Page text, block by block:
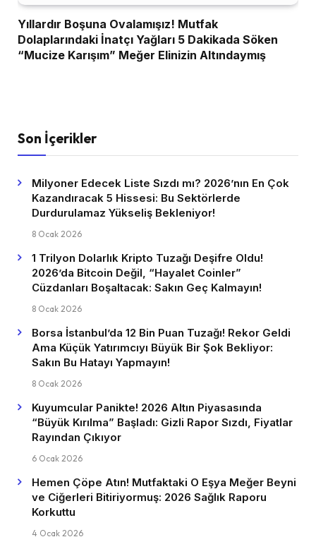
Yıllardır Boşuna Ovalamışız! Mutfak
Dolaplarındaki İnatçı Yağları 5 Dakikada Söken
“Mucize Karışım” Meğer Elinizin Altındaymış
Son İçerikler
Milyoner Edecek Liste Sızdı mı? 2026’nın En Çok
Kazandıracak 5 Hissesi: Bu Sektörlerde
Durdurulamaz Yükseliş Bekleniyor!
8 Ocak 2026
1 Trilyon Dolarlık Kripto Tuzağı Deşifre Oldu!
2026’da Bitcoin Değil, “Hayalet Coinler”
Cüzdanları Boşaltacak: Sakın Geç Kalmayın!
8 Ocak 2026
Borsa İstanbul’da 12 Bin Puan Tuzağı! Rekor Geldi
Ama Küçük Yatırımcıyı Büyük Bir Şok Bekliyor:
Sakın Bu Hatayı Yapmayın!
8 Ocak 2026
Kuyumcular Panikte! 2026 Altın Piyasasında
“Büyük Kırılma” Başladı: Gizli Rapor Sızdı, Fiyatlar
Rayından Çıkıyor
6 Ocak 2026
Hemen Çöpe Atın! Mutfaktaki O Eşya Meğer Beyni
ve Ciğerleri Bitiriyormuş: 2026 Sağlık Raporu
Korkuttu
4 Ocak 2026